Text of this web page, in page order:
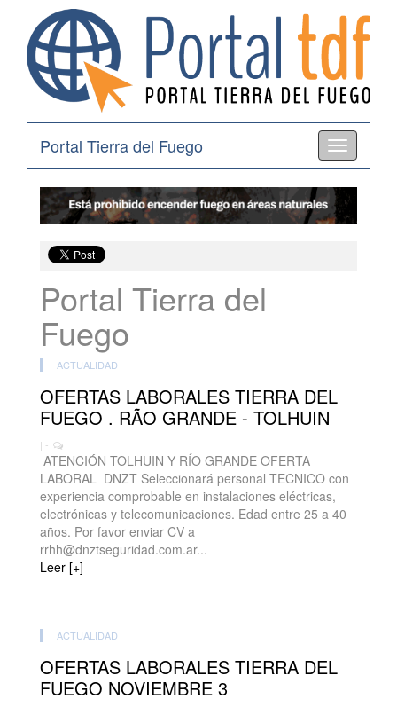
Toggle
navigation
Portal Tierra del Fuego
Portal Tierra del
Fuego
ACTUALIDAD
OFERTAS LABORALES TIERRA DEL
FUEGO . RÃO GRANDE - TOLHUIN
| -
ATENCIÓN TOLHUIN Y RÍO GRANDE OFERTA
LABORAL DNZT Seleccionará personal TECNICO con
experiencia comprobable en instalaciones eléctricas,
electrónicas y telecomunicaciones. Edad entre 25 a 40
años. Por favor enviar CV a
rrhh@dnztseguridad.com.ar...
Leer [+]
ACTUALIDAD
OFERTAS LABORALES TIERRA DEL
FUEGO NOVIEMBRE 3